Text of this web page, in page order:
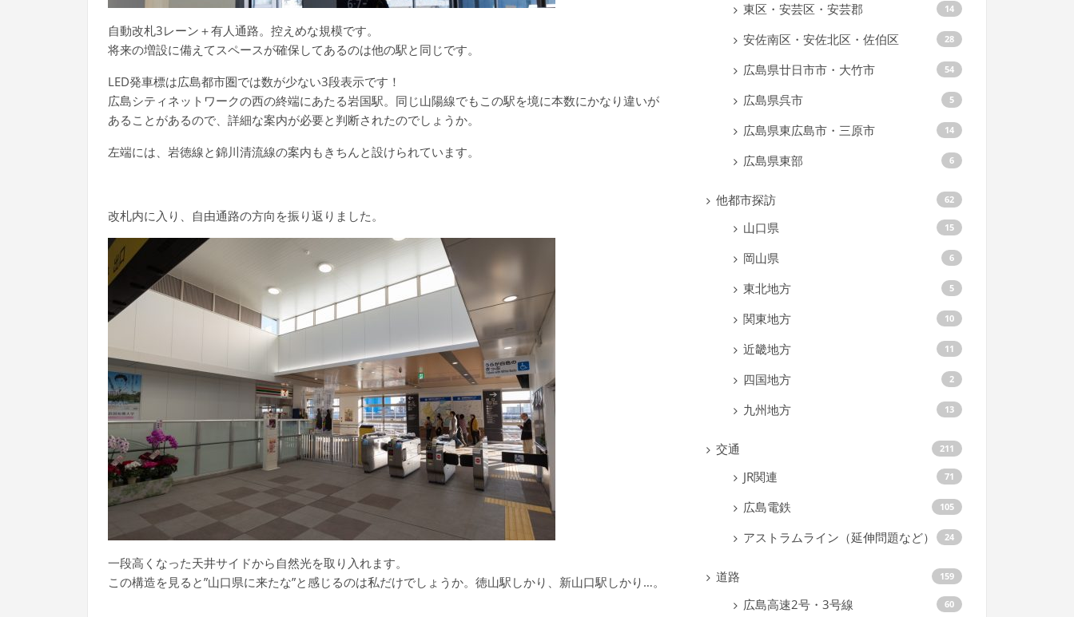
自動改札3レーン＋有人通路。控えめな規模です。
将来の増設に備えてスペースが確保してあるのは他の駅と同じです。
LED発車標は広島都市圏では数が少ない3段表示です！
広島シティネットワークの西の終端にあたる岩国駅。同じ山陽線でもこの駅を境に本数にかなり違いが
あることがあるので、詳細な案内が必要と判断されたのでしょうか。
左端には、岩徳線と錦川清流線の案内もきちんと設けられています。
改札内に入り、自由通路の方向を振り返りました。
一段高くなった天井サイドから自然光を取り入れます。
この構造を見ると”山口県に来たな”と感じるのは私だけでしょうか。徳山駅しかり、新山口駅しかり…。
東区・安芸区・安芸郡 14
安佐南区・安佐北区・佐伯区 28
広島県廿日市市・大竹市 54
広島県呉市 5
広島県東広島市・三原市 14
広島県東部 6
他都市探訪 62
山口県 15
岡山県 6
東北地方 5
関東地方 10
近畿地方 11
四国地方 2
九州地方 13
交通 211
JR関連 71
広島電鉄 105
アストラムライン（延伸問題など） 24
道路 159
広島高速2号・3号線 60